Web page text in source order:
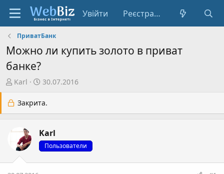
Увійти Реєстрація
ПриватБанк
Можно ли купить золото в приват
банке?
А
т
о
е
и
Karl
Д
т
а
т
в
о
р
30.07.2016
Закрита.
Karl
Пользователи